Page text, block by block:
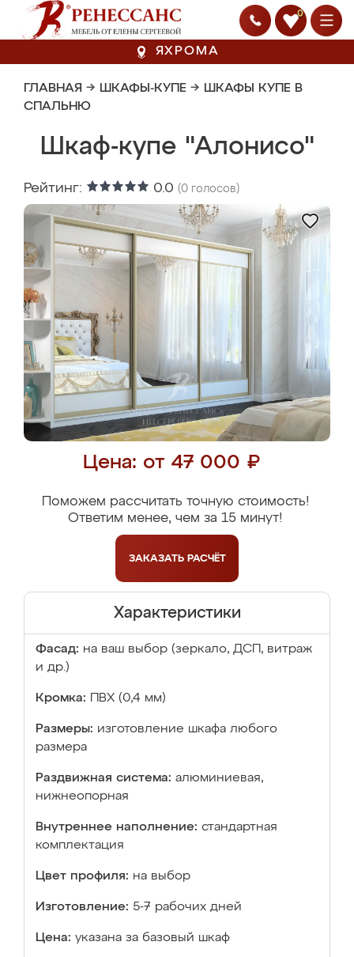
0
ЯХРОМА
ГЛАВНАЯ → ШКАФЫ-КУПЕ → ШКАФЫ КУПЕ В
СПАЛЬНЮ
Шкаф-купе "Алонисо"
Рейтинг: 0.0 (0 голосов)
Цена: от 47 000 ₽
Поможем рассчитать точную стоимость!
Ответим менее, чем за 15 минут!
ЗАКАЗАТЬ РАСЧЁТ
Характеристики
Фасад: на ваш выбор (зеркало, ДСП, витраж
и др.)
Кромка: ПВХ (0,4 мм)
Размеры: изготовление шкафа любого
размера
Раздвижная система: алюминиевая,
нижнеопорная
Внутреннее наполнение: стандартная
комплектация
Цвет профиля: на выбор
Изготовление: 5-7 рабочих дней
Цена: указана за базовый шкаф